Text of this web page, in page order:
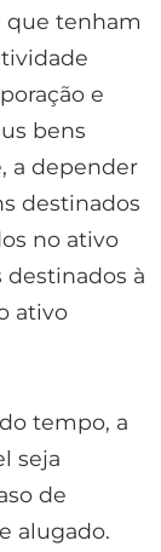
que tenham
e
bens
a depender
destinados
no ativo
destinados à
ativo
tempo, a
seja
de
alugado.